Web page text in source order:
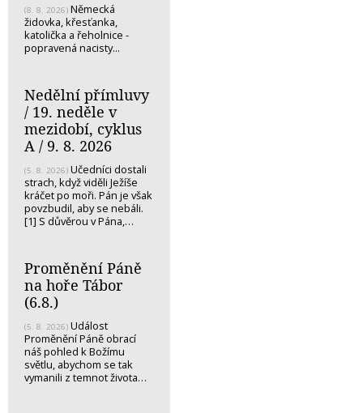
(8. 8. 2026) Německá
židovka, křesťanka,
katolička a řeholnice -
popravená nacisty...
Nedělní přímluvy
/ 19. neděle v
mezidobí, cyklus
A / 9. 8. 2026
(5. 8. 2026) Učedníci dostali
strach, když viděli Ježíše
kráčet po moři. Pán je však
povzbudil, aby se nebáli.
[1] S důvěrou v Pána,…
Proměnění Páně
na hoře Tábor
(6.8.)
(5. 8. 2026) Událost
Proměnění Páně obrací
náš pohled k Božímu
světlu, abychom se tak
vymanili z temnot života…